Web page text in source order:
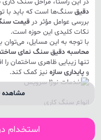
دقیق سنگ‌ها است که باید با
بررسی عوامل مؤثر در قیمت
نکات کلیدی این حوزه است.
با توجه به این مسایل، می‌توان
محاسبه دقیق سنگ نمای
تنها زیبایی ظاهری ساختمان
و پایداری سازه نیز کمک کند.
انواع سنگ کاری
این فرآیند به دو دسته اصلی
مشاهده
استخدام